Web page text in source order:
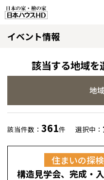
脱炭素・檜の家
環境にやさしい、脱炭素社
耐震構造
高耐久住宅
高断熱・高気密の家
選ばれる理由
檜の魅力 トップ
檜と日本人
1000年を超えて生きる檜
注文住宅
グレートステージ
イベント情報
該当する地域を
地
該当件数： 361件 選択中：
住まいの探
構造見学会、完成・